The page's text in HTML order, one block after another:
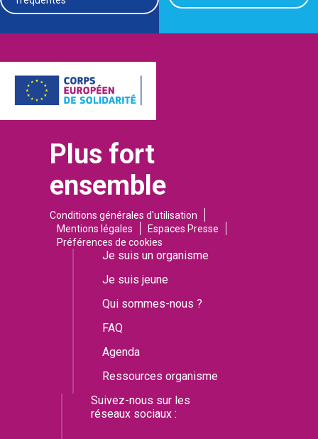
Plus fort
ensemble
Conditions générales d'utilisation
Mentions légales
Espaces Presse
Préférences de cookies
Je suis un organisme
Je suis jeune
Qui sommes-nous ?
FAQ
Agenda
Ressources organisme
Suivez-nous sur les
réseaux sociaux :